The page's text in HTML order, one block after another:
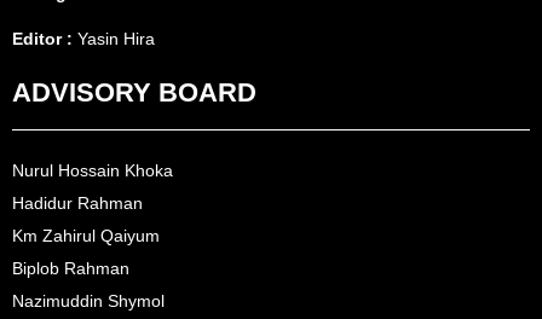
Editor : Yasin Hira
ADVISORY BOARD
Nurul Hossain Khoka
Hadidur Rahman
Km Zahirul Qaiyum
Biplob Rahman
Nazimuddin Shymol